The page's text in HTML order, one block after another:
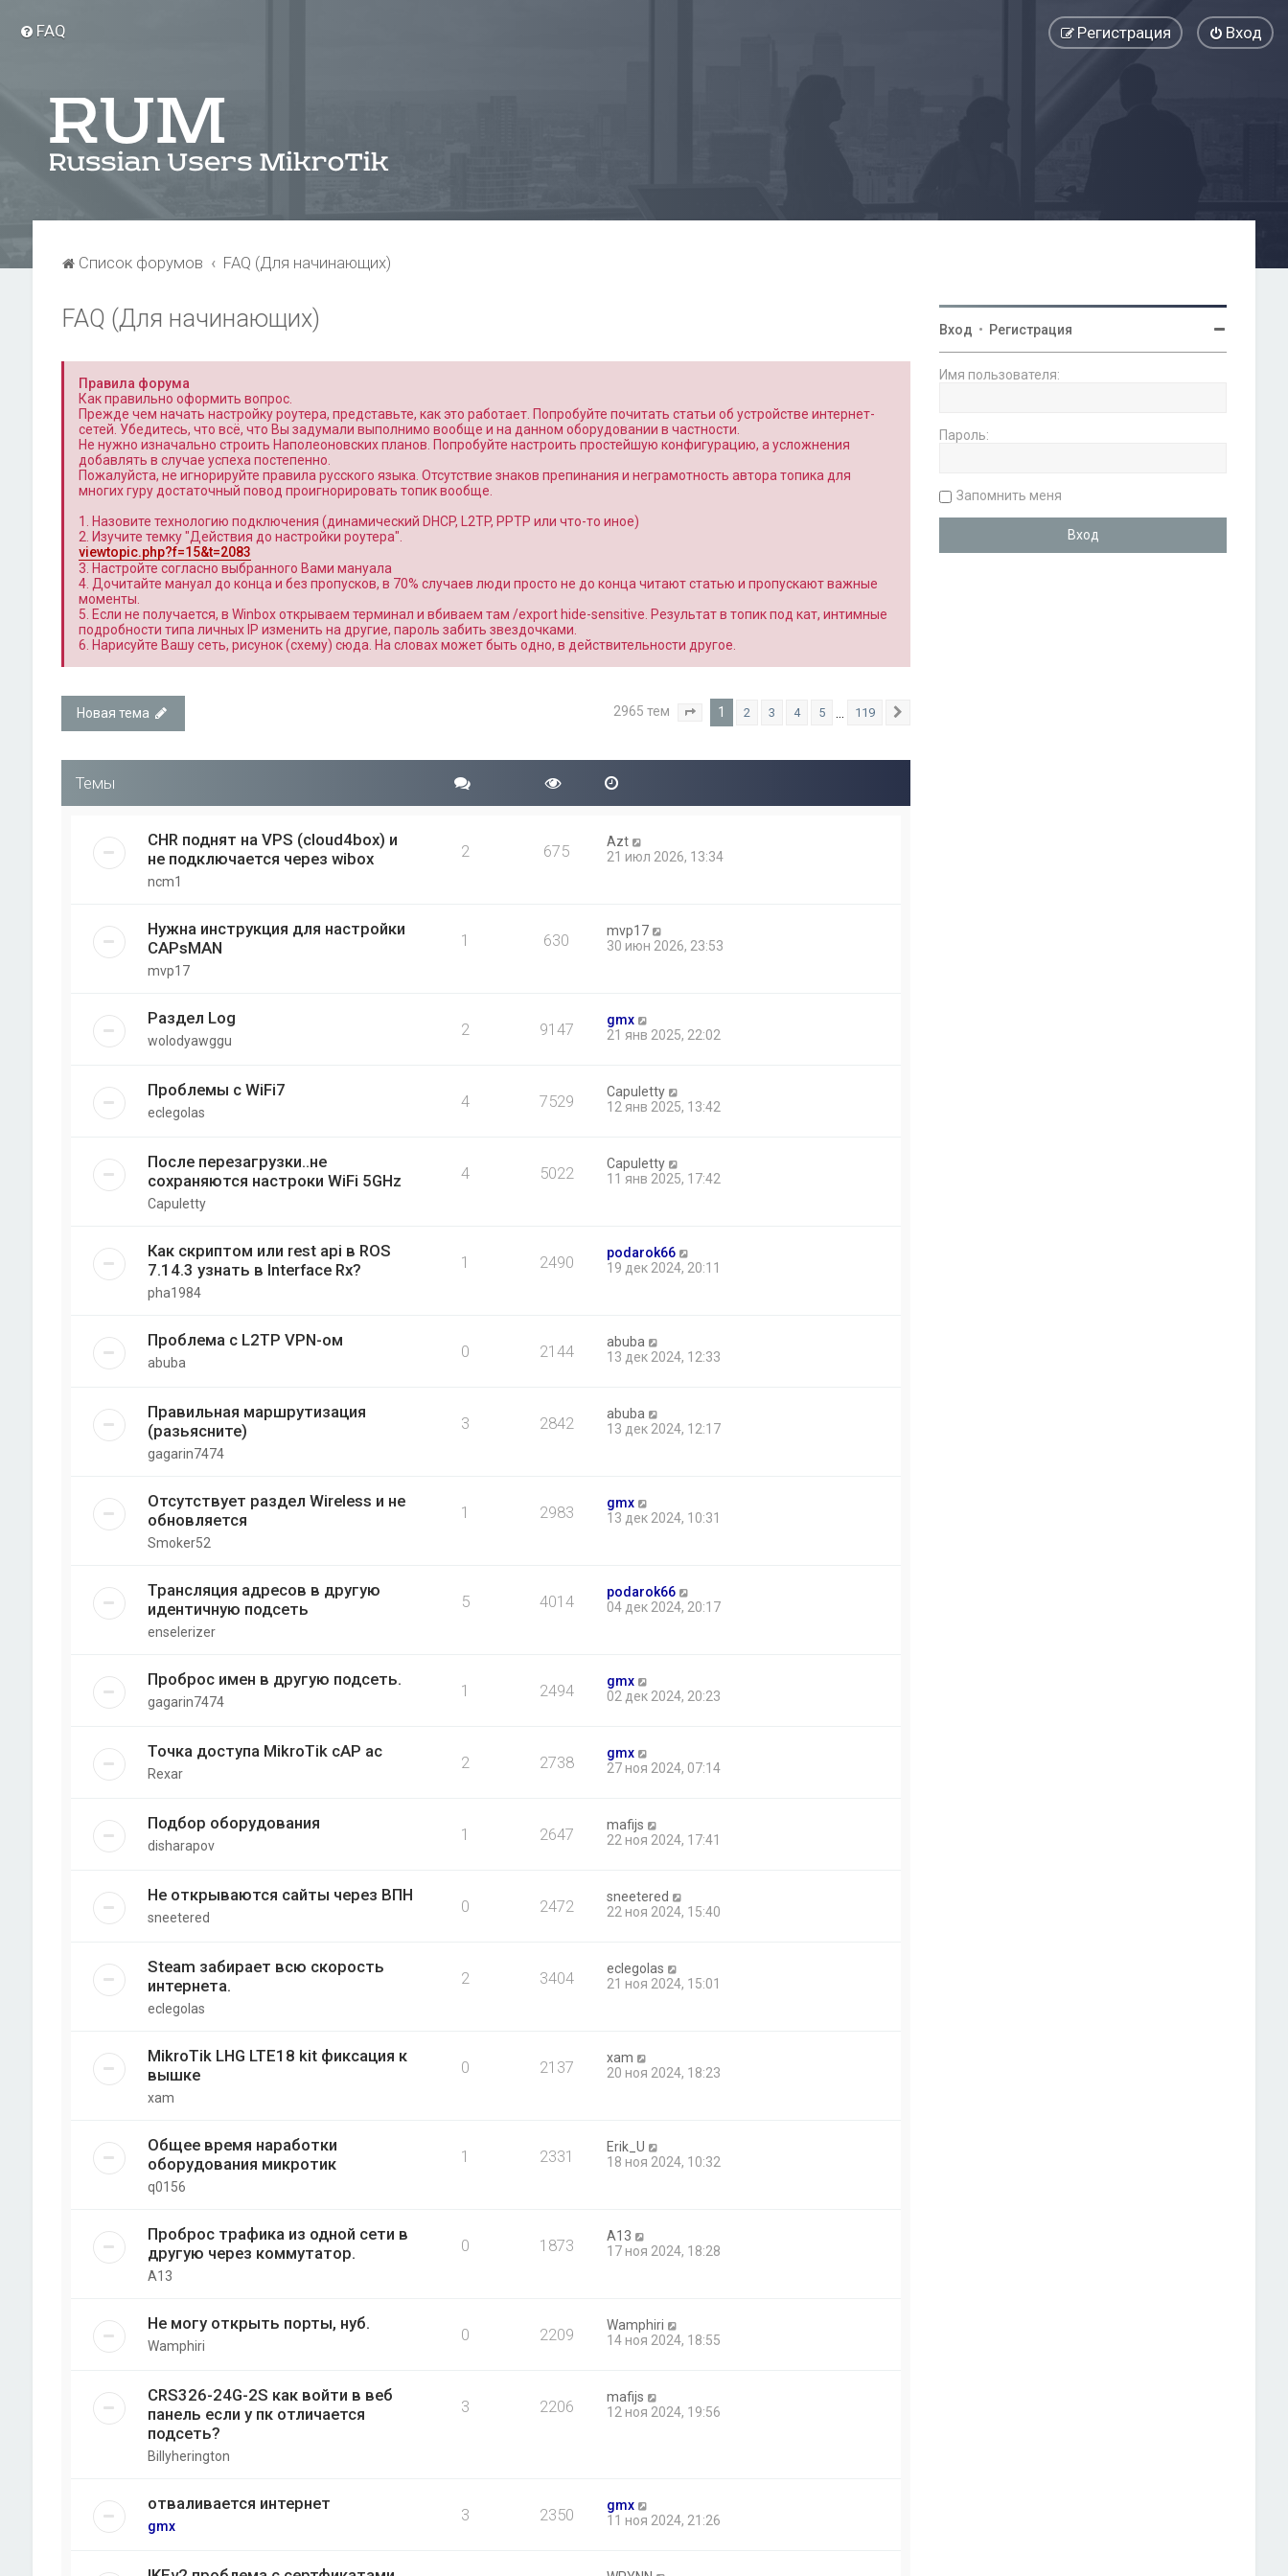
FAQ Вход
Регистрация
Список форумов FAQ (Для начинающих)
FAQ (Для начинающих)
Правила форума
Как правильно оформить вопрос.
Прежде чем начать настройку роутера, представьте, как это работает. Попробуйте почитать статьи об устройстве интернет-
сетей. Убедитесь, что всё, что Вы задумали выполнимо вообще и на данном оборудовании в частности.
Не нужно изначально строить Наполеоновских планов. Попробуйте настроить простейшую конфигурацию, а усложнения
добавлять в случае успеха постепенно.
Пожалуйста, не игнорируйте правила русского языка. Отсутствие знаков препинания и неграмотность автора топика для
многих гуру достаточный повод проигнорировать топик вообще.
1. Назовите технологию подключения (динамический DHCP, L2TP, PPTP или что-то иное)
2. Изучите темку "Действия до настройки роутера".
viewtopic.php?f=15&t=2083
3. Настройте согласно выбранного Вами мануала
4. Дочитайте мануал до конца и без пропусков, в 70% случаев люди просто не до конца читают статью и пропускают важные
моменты.
5. Если не получается, в Winbox открываем терминал и вбиваем там /export hide-sensitive. Результат в топик под кат, интимные
подробности типа личных IP изменить на другие, пароль забить звездочками.
6. Нарисуйте Вашу сеть, рисунок (схему) сюда. На словах может быть одно, в действительности другое.
Новая тема 2965 тем Страница из 119
1 2 3 4 5 119
Темы
CHR поднят на VPS (cloud4box) и
не подключается через wibox
ncm1
2 675
Azt
21 июл 2026, 13:34
Нужна инструкция для настройки
CAPsMAN
mvp17
1 630
mvp17
30 июн 2026, 23:53
Раздел Log
wolodyawggu
2 9147
gmx
21 янв 2025, 22:02
Проблемы с WiFi7
eclegolas
4 7529
Capuletty
12 янв 2025, 13:42
После перезагрузки..не
сохраняются настроки WiFi 5GHz
Capuletty
4 5022
Capuletty
11 янв 2025, 17:42
Как скриптом или rest api в ROS
7.14.3 узнать в Interface Rx?
pha1984
1 2490
podarok66
19 дек 2024, 20:11
Проблема с L2TP VPN-ом
abuba
0 2144
abuba
13 дек 2024, 12:33
Правильная маршрутизация
(разьясните)
gagarin7474
3 2842
abuba
13 дек 2024, 12:17
Отсутствует раздел Wireless и не
обновляется
Smoker52
1 2983
gmx
13 дек 2024, 10:31
Трансляция адресов в другую
идентичную подсеть
enselerizer
5 4014
podarok66
04 дек 2024, 20:17
Проброс имен в другую подсеть.
gagarin7474
1 2494
gmx
02 дек 2024, 20:23
Точка доступа MikroTik cAP ac
Rexar
2 2738
gmx
27 ноя 2024, 07:14
Подбор оборудования
disharapov
1 2647
mafijs
22 ноя 2024, 17:41
Не открываются сайты через ВПН
sneetered
0 2472
sneetered
22 ноя 2024, 15:40
Steam забирает всю скорость
интернета.
eclegolas
2 3404
eclegolas
21 ноя 2024, 15:01
MikroTik LHG LTE18 kit фиксация к
вышке
xam
0 2137
xam
20 ноя 2024, 18:23
Общее время наработки
оборудования микротик
q0156
1 2331
Erik_U
18 ноя 2024, 10:32
Проброс трафика из одной сети в
другую через коммутатор.
A13
0 1873
A13
17 ноя 2024, 18:28
Не могу открыть порты, нуб.
Wamphiri
0 2209
Wamphiri
14 ноя 2024, 18:55
CRS326-24G-2S как войти в веб
панель если у пк отличается
подсеть?
Billyherington
3 2206
mafijs
12 ноя 2024, 19:56
отваливается интернет
gmx
3 2350
gmx
11 ноя 2024, 21:26
Вход • Регистрация
Имя пользователя:
Пароль:
Запомнить меня